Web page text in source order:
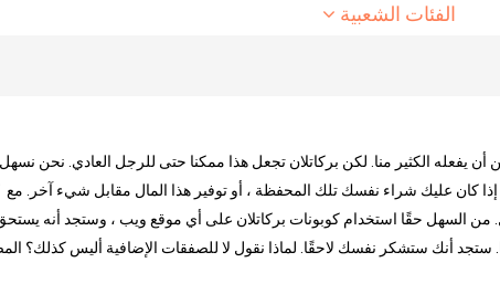
الفئات الشعبية
يفعله الكثير منا. لكن بركاتلان تجعل هذا ممكنا حتى للرجل العادي. نحن نسهل
عليك شراء نفسك تلك المحفظة ، أو توفير هذا المال مقابل شيء آخر. مع
السهل حقًا استخدام كوبونات بركاتلان على أي موقع ويب ، وستجد أنه
ستجد أنك ستشكر نفسك لاحقًا. لماذا نقول لا للصفقات الإضافية أليس كذلك؟